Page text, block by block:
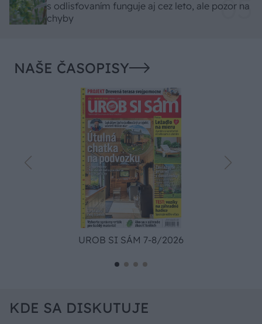
s odlisťovaním funguje aj cez leto, ale pozor na
chyby
NAŠE ČASOPISY
UROB SI SÁM 7-8/2026
KDE SA DISKUTUJE